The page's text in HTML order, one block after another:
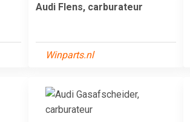
Audi Flens, carburateur
Winparts.nl